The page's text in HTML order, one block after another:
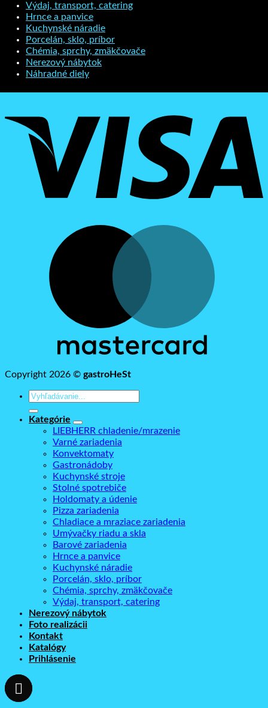
Výdaj, transport, catering
Hrnce a panvice
Kuchynské náradie
Porcelán, sklo, príbor
Chémia, sprchy, zmäkčovače
Nerezový nábytok
Náhradné diely
Copyright 2026 © gastroHeSt
Hľadať:
Kategórie
LIEBHERR chladenie/mrazenie
Varné zariadenia
Konvektomaty
Gastronádoby
Kuchynské stroje
Stolné spotrebiče
Holdomaty a údenie
Pizza zariadenia
Chladiace a mraziace zariadenia
Umývačky riadu a skla
Barové zariadenia
Hrnce a panvice
Kuchynské náradie
Porcelán, sklo, príbor
Chémia, sprchy, zmäkčovače
Výdaj, transport, catering
Nerezový nábytok
Foto realizácii
Kontakt
Katalógy
Prihlásenie